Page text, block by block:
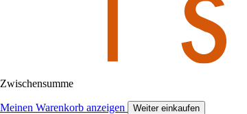
Zwischensumme
Meinen Warenkorb anzeigen Weiter einkaufen